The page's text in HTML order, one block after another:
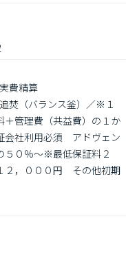
費精算
焚（バランス釜）／※１
管理費（共益費）の１か
社利用必須　アドヴェン
５０％～※最低保証料２
２，０００円　その他初期